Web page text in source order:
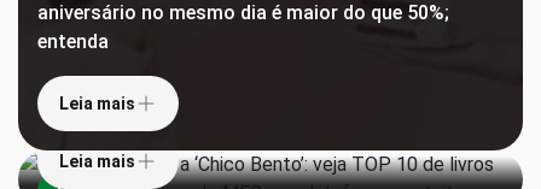
aniversário no mesmo dia é maior do que 50%;
entenda
Leia mais
De ‘Torto Arado’ a ‘Chico Bento’: veja TOP 10 de
livros mais emprestados pelo MEC em plataforma
gratuita
Leia mais
De piada em jornal a termo universal: como ‘OK’ se
tornou a palavra mais falada do mundo